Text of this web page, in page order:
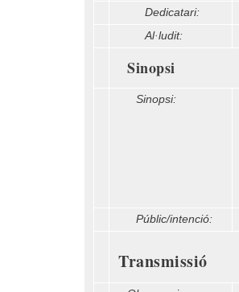
Dedicatari:
Al·ludit:
Sinopsi
Sinopsi:
Públic/intenció:
Transmissió